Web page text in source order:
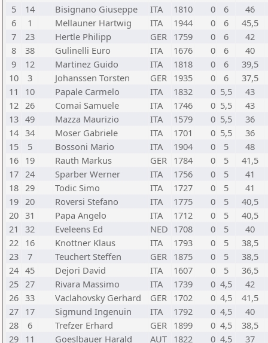
5
14 Bisignano Giuseppe ITA 1810 0 6
46
6
1 Mellauner Hartwig ITA 1944 0 6
45,5
7
23 Hertle Philipp GER 1759 0 6
42
8
38 Gulinelli Euro ITA 1676 0 6
40
9
12 Martinez Guido ITA 1818 0 6
39,5
10
3 Johanssen Torsten GER 1935 0 6
37,5
11
10 Papale Carmelo ITA 1832 0 5,5
43
12 26 Comai Samuele ITA 1746 0 5,5
43
13 49 Mazza Maurizio ITA 1579 0 5,5
36
14 34 Moser Gabriele ITA 1701 0 5,5
36
15
5 Bossoni Mario ITA 1904 0 5
48
16 19 Rauth Markus GER 1784 0 5
41,5
17 24 Sparber Werner ITA 1756 0 5
41
18 29 Todic Simo ITA 1727 0 5
41
19 20 Roversi Stefano ITA 1775 0 5
40,5
20 31 Papa Angelo ITA 1712 0 5
40,5
21
32 Eveleens Ed NED 1708 0 5
40
22 16 Knottner Klaus ITA 1793 0 5
38,5
23
7 Teuchert Steffen GER 1875 0 5
38,5
24 45 Dejori David ITA 1607 0 5
36,5
25 27 Rivara Massimo ITA 1739 0 4,5
42
26 33 Vaclahovsky Gerhard GER 1702 0 4,5
41,5
27 17 Sigmund Ingenuin ITA 1792 0 4,5
40
28
6 Trefzer Erhard GER 1899 0 4,5
38,5
29 11 Goeslbauer Harald AUT 1822 0 4,5
37